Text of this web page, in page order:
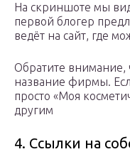
На скриншоте мы
первой блогер
ведёт на сайт, где
Обратите внимание,
название фирмы.
просто «Моя
другим
4. Ссылки на